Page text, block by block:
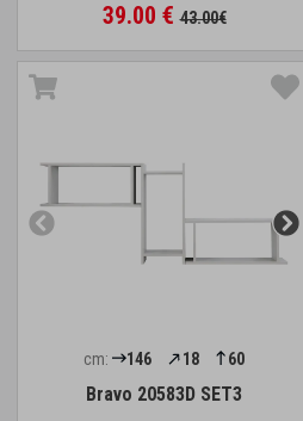
39.00 €43.00€
cm: 146 18 60
Bravo 20583D SET3